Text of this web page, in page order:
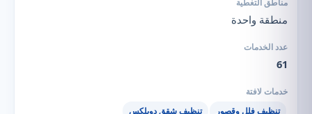
منطقة واحدة
61
تنظيف فلل وقصور تنظيف شقق دوبلكس